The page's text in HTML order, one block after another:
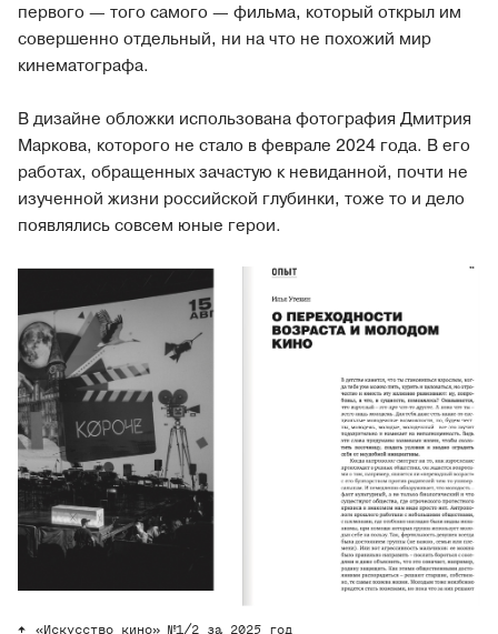
первого — того самого — фильма, который открыл им
совершенно отдельный, ни на что не похожий мир
кинематографа.
В дизайне обложки использована фотография Дмитрия
Маркова, которого не стало в феврале 2024 года. В его
работах, обращенных зачастую к невиданной, почти не
изученной жизни российской глубинки, тоже то и дело
появлялись совсем юные герои.
«Искусство кино» №1/2 за 2025 год